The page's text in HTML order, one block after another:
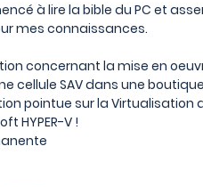
à lire la bible du PC et
mes connaissances.
concernant la mise en
cellule SAV dans une
pointue sur la Virtualisation
HYPER-V !